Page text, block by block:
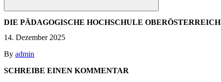
DIE PÄDAGOGISCHE HOCHSCHULE OBERÖSTERREICH
14. Dezember 2025
By admin
SCHREIBE EINEN KOMMENTAR